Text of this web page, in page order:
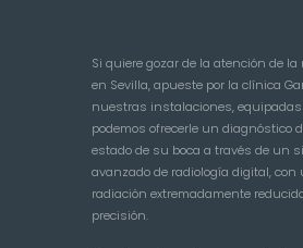
Si quiere gozar de la atención de
en Sevilla, apueste por la clínica
nuestras instalaciones,
podemos ofrecerle un diagnóstico
estado de su boca a través de un
avanzado de radiología digital, con
radiación extremadamente
precisión.